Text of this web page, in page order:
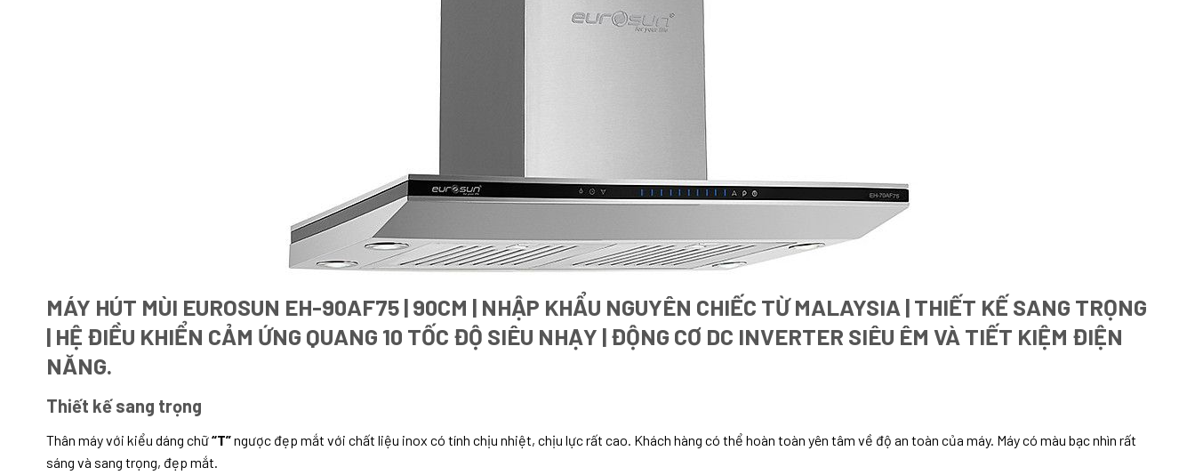
MÁY HÚT MÙI EUROSUN EH-90AF75 | 90CM | NHẬP KHẨU NGUYÊN CHIẾC TỪ MALAYSIA | THIẾT KẾ SANG TRỌNG
| HỆ ĐIỀU KHIỂN CẢM ỨNG QUANG 10 TỐC ĐỘ SIÊU NHẠY | ĐỘNG CƠ DC INVERTER SIÊU ÊM VÀ TIẾT KIỆM ĐIỆN
NĂNG.
Thiết kế sang trọng
Thân máy với kiểu dáng chữ“T”ngược đẹp mắt với chất liệu inox có tính chịu nhiệt, chịu lực rất cao. Khách hàng có thể hoàn toàn yên tâm về độ an toàn của máy. Máy có màu bạc nhìn rất
sáng và sang trọng, đẹp mắt.